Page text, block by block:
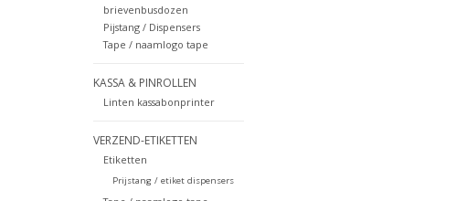
brievenbusdozen
Pijstang / Dispensers
Tape / naamlogo tape
KASSA & PINROLLEN
Linten kassabonprinter
VERZEND-ETIKETTEN
Etiketten
Prijstang / etiket dispensers